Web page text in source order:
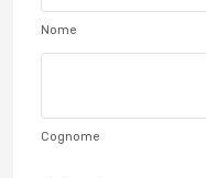
Nome
Cognome